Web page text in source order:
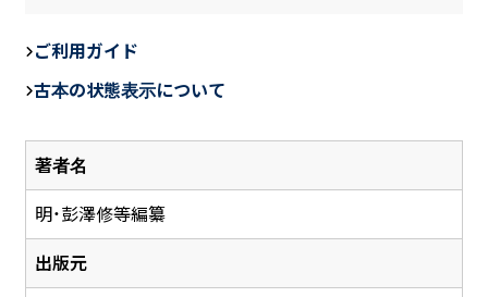
著者名
明・彭澤修等編纂
出版元
e
b
o
o
ご利用ガイド
古本の状態表示について